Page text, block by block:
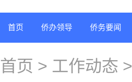
首页 侨办领导 侨务要闻
首页 > 工作动态 >